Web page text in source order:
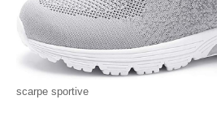
scarpe sportive